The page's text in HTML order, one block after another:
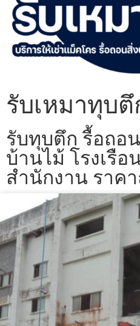
รับเหมาทุบ
รับทุบตึก รื้อถอ
บ้านไม้ โรงเรือ
สำนักงาน ราค